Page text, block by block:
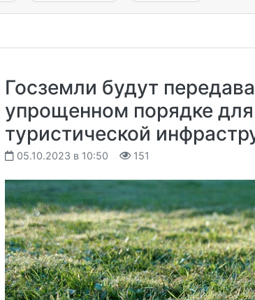
Госземли будут
упрощенном порядке для
туристической
05.10.2023 в 10:50 151